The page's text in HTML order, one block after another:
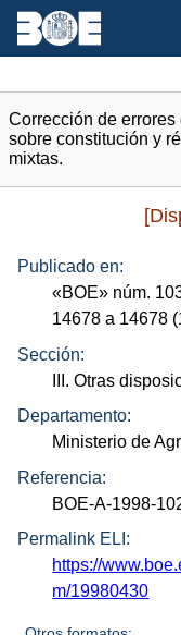
Corrección de
sobre constitución y
mixtas.
Publicado en:
«BOE» núm.
14678 a 14678
Sección:
III. Otras
Departamento:
Ministerio de
Referencia:
BOE-A-1998-
Permalink ELI:
https://
m/19980430